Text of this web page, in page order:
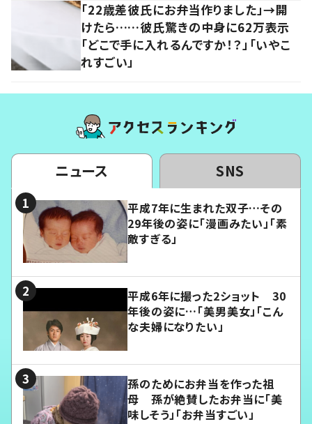
「22歳差彼氏にお弁当作りました」→開
けたら……彼氏驚きの中身に62万表示
「どこで手に入れるんですか！？」「いやこ
れすごい」
ニュース SNS
平成7年に生まれた双子…その
29年後の姿に「漫画みたい」「素
敵すぎる」
平成6年に撮った2ショット 30
年後の姿に…「美男美女」「こん
な夫婦になりたい」
孫のためにお弁当を作った祖
母 孫が絶賛したお弁当に「美
味しそう」「お弁当すごい」